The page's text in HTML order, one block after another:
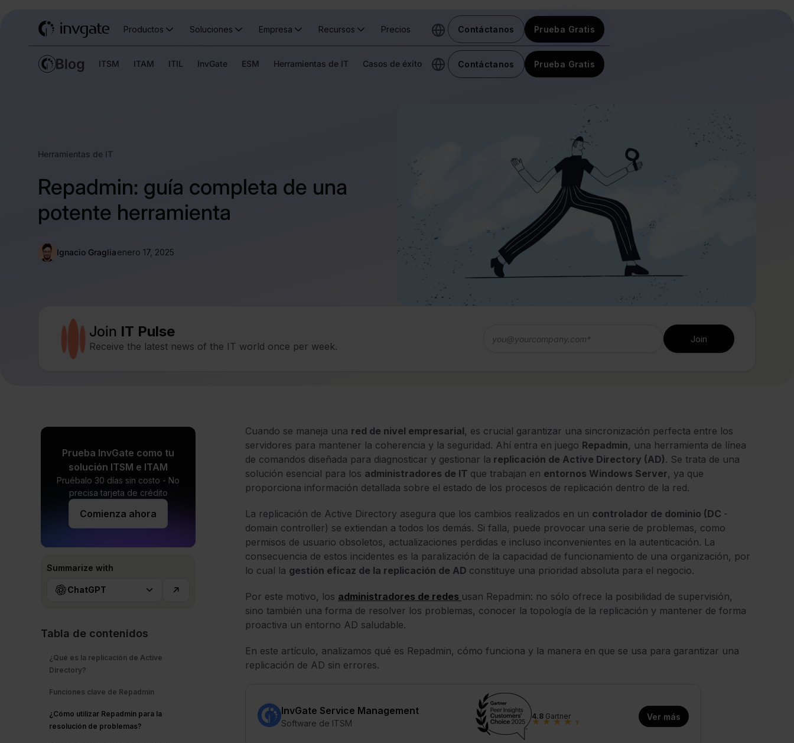
Productos Soluciones Empresa Recursos Precios Contáctanos Prueba Gratis
ITSM ITAM ITIL InvGate ESM Herramientas de IT Casos de éxito Contáctanos Prueba Gratis
Herramientas de IT
Repadmin: guía completa de una
potente herramienta
Ignacio Gragliaenero 17, 2025
Join IT Pulse
Receive the latest news of the IT world once per week.
Prueba InvGate como tu
solución ITSM e ITAM
Pruébalo 30 días sin costo - No
precisa tarjeta de crédito
Comienza ahora
Summarize with
ChatGPT
Tabla de contenidos
¿Qué es la replicación de Active
Directory?
Funciones clave de Repadmin
¿Cómo utilizar Repadmin para la
resolución de problemas?
Cuando se maneja una red de nivel empresarial, es crucial garantizar una sincronización perfecta entre los
servidores para mantener la coherencia y la seguridad. Ahí entra en juego Repadmin, una herramienta de línea
de comandos diseñada para diagnosticar y gestionar la replicación de Active Directory (AD). Se trata de una
solución esencial para los administradores de IT que trabajan en entornos Windows Server, ya que
proporciona información detallada sobre el estado de los procesos de replicación dentro de la red.
La replicación de Active Directory asegura que los cambios realizados en un controlador de dominio (DC -
domain controller) se extiendan a todos los demás. Si falla, puede provocar una serie de problemas, como
permisos de usuario obsoletos, actualizaciones perdidas e incluso inconvenientes en la autenticación. La
consecuencia de estos incidentes es la paralización de la capacidad de funcionamiento de una organización, por
lo cual la gestión eficaz de la replicación de AD constituye una prioridad absoluta para el negocio.
Por este motivo, los administradores de redes usan Repadmin: no sólo ofrece la posibilidad de supervisión,
sino también una forma de resolver los problemas, conocer la topología de la replicación y mantener de forma
proactiva un entorno AD saludable.
En este artículo, analizamos qué es Repadmin, cómo funciona y la manera en que se usa para garantizar una
replicación de AD sin errores.
InvGate Service Management
Software de ITSM
4.8 Gartner
★ ★ ★ ★ ★ Ver más